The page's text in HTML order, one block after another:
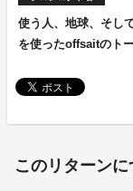
使う人、地球、そし
を使ったoffsaitのト
このリターンに